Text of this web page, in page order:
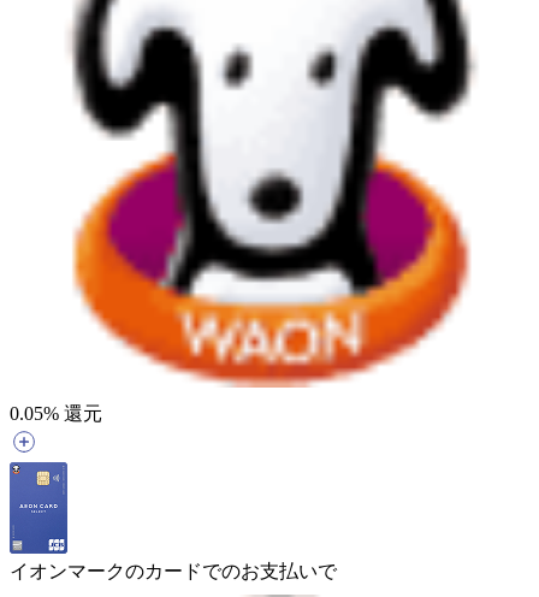
0.05% 還元
イオンマークのカードでのお支払いで